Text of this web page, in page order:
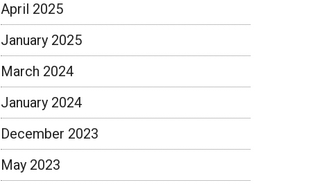
April 2025
January 2025
March 2024
January 2024
December 2023
May 2023